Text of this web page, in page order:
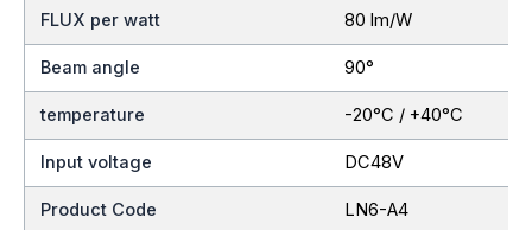
FLUX per watt 80 lm/W
Beam angle 90°
temperature -20°C / +40°C
Input voltage DC48V
Product Code LN6-A4